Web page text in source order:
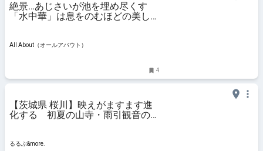
絶景…あじさいが池を埋め尽くす
「水中華」は息をのむほどの美し
All About（オールアバウト）
4
【茨城県 桜川】映えがますます進
化する 初夏の山寺・雨引観音のあ
るるぶ&more.